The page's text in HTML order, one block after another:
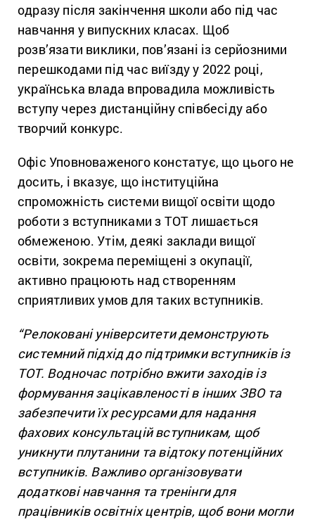
одразу після закінчення школи або під час
навчання у випускних класах. Щоб
розв’язати виклики, пов’язані із серйозними
перешкодами під час виїзду у 2022 році,
українська влада впровадила можливість
вступу через дистанційну співбесіду або
творчий конкурс.
Офіс Уповноваженого констатує, що цього не
досить, і вказує, що інституційна
спроможність системи вищої освіти щодо
роботи з вступниками з ТОТ лишається
обмеженою. Утім, деякі заклади вищої
освіти, зокрема переміщені з окупації,
активно працюють над створенням
сприятливих умов для таких вступників.
“Релоковані університети демонструють
системний підхід до підтримки вступників із
ТОТ. Водночас потрібно вжити заходів із
формування зацікавленості в інших ЗВО та
забезпечити їх ресурсами для надання
фахових консультацій вступникам, щоб
уникнути плутанини та відтоку потенційних
вступників. Важливо організовувати
додаткові навчання та тренінги для
працівників освітніх центрів, щоб вони могли